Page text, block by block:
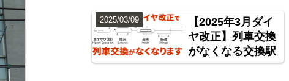
【2025年3月ダイ
ヤ改正】列車交換
がなくなる交換駅
2025/03/09